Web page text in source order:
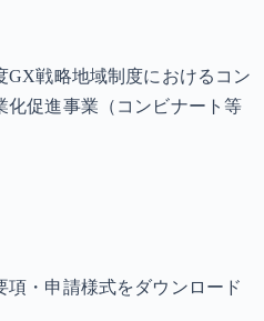
GX戦略地域制度におけるコン
化促進事業（コンビナート等
・申請様式をダウンロード